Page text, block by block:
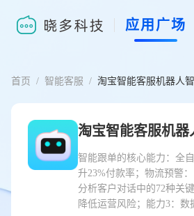
应用广场
首页 / 智能客服 / 淘宝智能客服机器人
淘宝智能客服机器
智能跟单的核心能力：全
升23%付款率；物流预警
分析客户对话中的72种关
降低运营风险；能力3：